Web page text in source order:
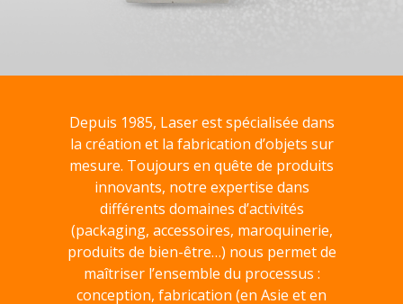
Depuis 1985, Laser est spécialisée dans
la création et la fabrication d’objets sur
mesure. Toujours en quête de produits
innovants, notre expertise dans
différents domaines d’activités
(packaging, accessoires, maroquinerie,
produits de bien-être…) nous permet de
maîtriser l’ensemble du processus :
conception, fabrication (en Asie et en